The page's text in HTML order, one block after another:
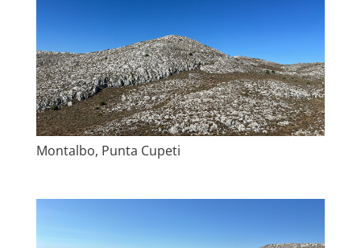
Montalbo, Punta Cupeti